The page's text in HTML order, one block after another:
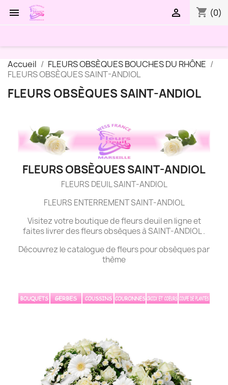
 shopping_cart (0)

Accueil
FLEURS OBSÈQUES BOUCHES DU RHÔNE
FLEURS OBSÈQUES SAINT-ANDIOL
FLEURS OBSÈQUES SAINT-ANDIOL
FLEURS OBSÈQUES SAINT-ANDIOL
FLEURS DEUIL SAINT-ANDIOL
FLEURS ENTERREMENT SAINT-ANDIOL
Visitez votre boutique de fleurs deuil en ligne et
faites livrer des fleurs obsèques à SAINT-ANDIOL .
Découvrez le catalogue de fleurs pour obsèques par
thème